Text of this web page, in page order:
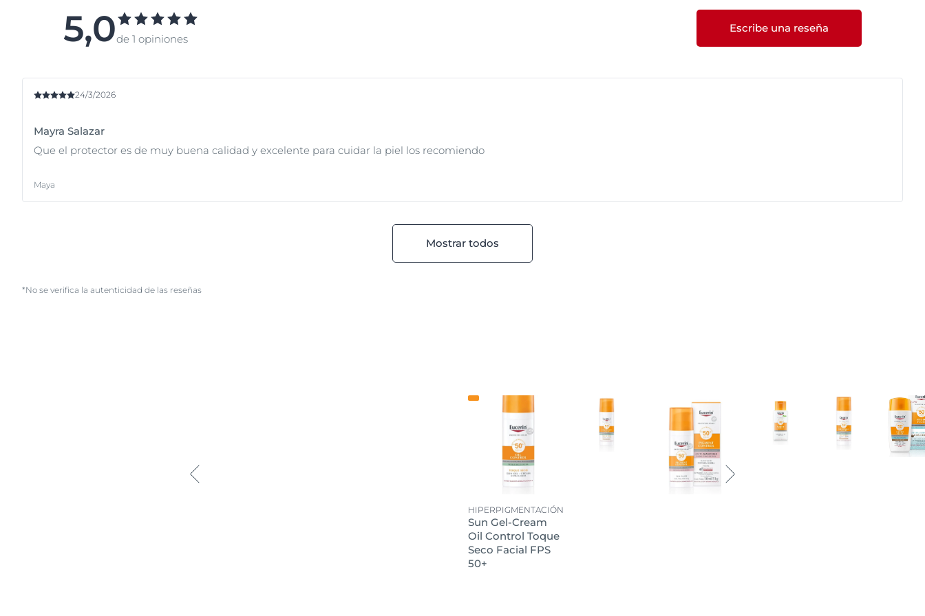
5,0de 1 opiniones
Escribe una reseña
24/3/2026
Mayra Salazar
Que el protector es de muy buena calidad y excelente para cuidar la piel los recomiendo
Maya
Mostrar todos
*No se verifica la autenticidad de las reseñas
HIPERPIGMENTACIÓN
Sun Gel-Cream
Oil Control Toque
Seco Facial FPS
50+